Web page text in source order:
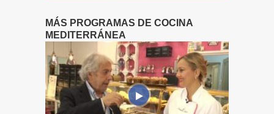
MÁS PROGRAMAS DE COCINA
MEDITERRÁNEA